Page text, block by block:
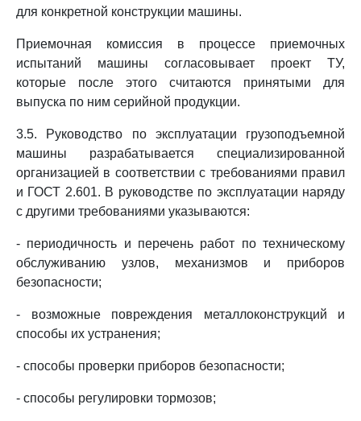
для конкретной конструкции машины.
Приемочная комиссия в процессе приемочных
испытаний машины согласовывает проект ТУ,
которые после этого считаются принятыми для
выпуска по ним серийной продукции.
3.5. Руководство по эксплуатации грузоподъемной
машины разрабатывается специализированной
организацией в соответствии с требованиями правил
и ГОСТ 2.601. В руководстве по эксплуатации наряду
с другими требованиями указываются:
- периодичность и перечень работ по техническому
обслуживанию узлов, механизмов и приборов
безопасности;
- возможные повреждения металлоконструкций и
способы их устранения;
- способы проверки приборов безопасности;
- способы регулировки тормозов;